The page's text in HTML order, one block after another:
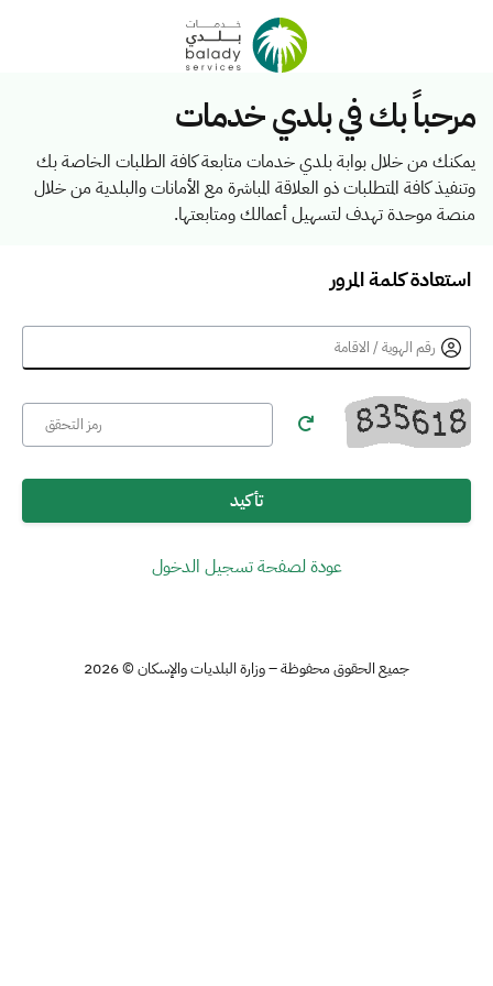
مرحباً بك في بلدي خدمات
يمكنك من خلال بوابة بلدي خدمات متابعة كافة الطلبات الخاصة بك
وتنفيذ كافة المتطلبات ذو العلاقة المباشرة مع الأمانات والبلدية من خلال
منصة موحدة تهدف لتسهيل أعمالك ومتابعتها.
استعادة كلمة المرور
تأكيد
عودة لصفحة تسجيل الدخول
جميع الحقوق محفوظة – وزارة البلديات والإسكان © 2026